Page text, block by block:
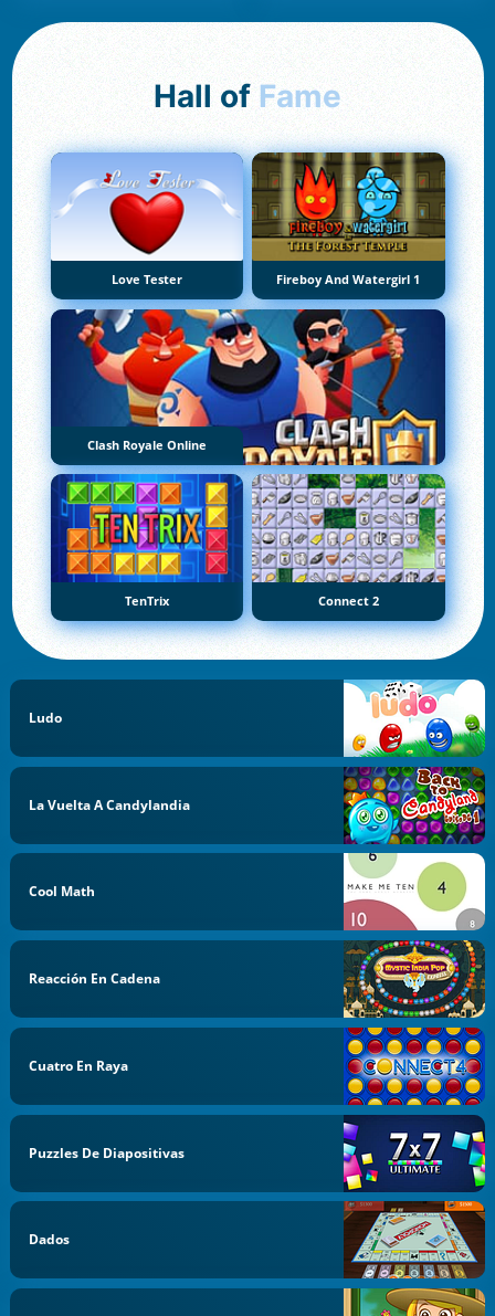
Hall of Fame
Love Tester Fireboy And Watergirl 1
Clash Royale Online
TenTrix Connect 2
Ludo
La Vuelta A Candylandia
Cool Math
Reacción En Cadena
Cuatro En Raya
Puzzles De Diapositivas
Dados